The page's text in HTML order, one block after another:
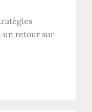
un retour sur